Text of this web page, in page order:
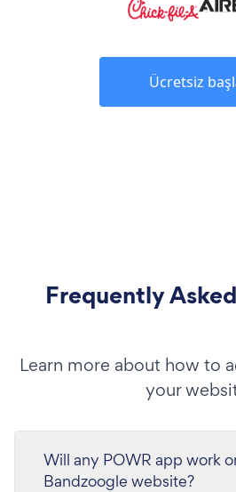
Ücretsiz
Frequently
Learn more about how to
your
Will any POWR app work
Bandzoogle website?